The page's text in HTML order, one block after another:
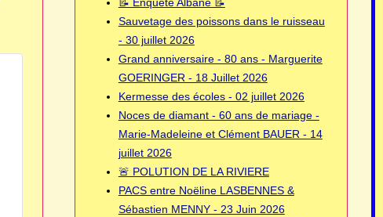
Sauvetage des poissons dans le ruisseau
- 30 juillet 2026
Grand anniversaire - 80 ans - Marguerite
GOERINGER - 18 Juillet 2026
Kermesse des écoles - 02 juillet 2026
Noces de diamant - 60 ans de mariage -
Marie-Madeleine et Clément BAUER - 14
juillet 2026
🚨 POLUTION DE LA RIVIERE
PACS entre Noëline LASBENNES &
Sébastien MENNY - 23 Juin 2026